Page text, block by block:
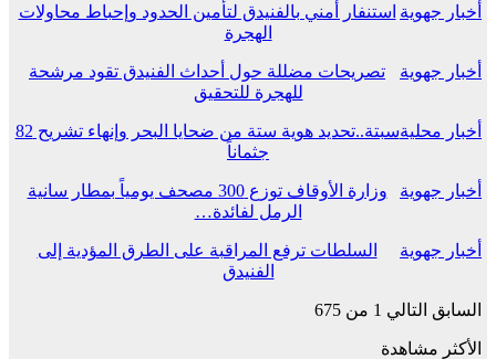
أخبار جهوية استنفار أمني بالفنيدق لتأمين الحدود وإحباط محاولات
الهجرة
أخبار جهوية
تصريحات مضللة حول أحداث الفنيدق تقود مرشحة
للهجرة للتحقيق
أخبار محلية
سبتة..تحديد هوية ستة من ضحايا البحر وإنهاء تشريح 82
جثماناً
أخبار جهوية
وزارة الأوقاف توزع 300 مصحف يومياً بمطار سانية
الرمل لفائدة…
أخبار جهوية
السلطات ترفع المراقبة على الطرق المؤدية إلى
الفنيدق
السابق التالي 1 من 675
الأكثر مشاهدة